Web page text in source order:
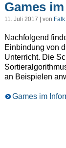
Games
11. Juli 2017 | von
Nachfolgend
Einbindung von
Unterricht. Die
an Beispielen
Games im